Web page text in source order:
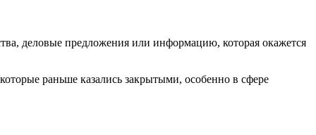
деловые предложения или информацию, которая окажется
раньше казались закрытыми, особенно в сфере